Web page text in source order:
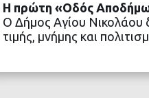
Η πρώτη «Οδός
Ο Δήμος Αγίου Νικολάου
τιμής, μνήμης και